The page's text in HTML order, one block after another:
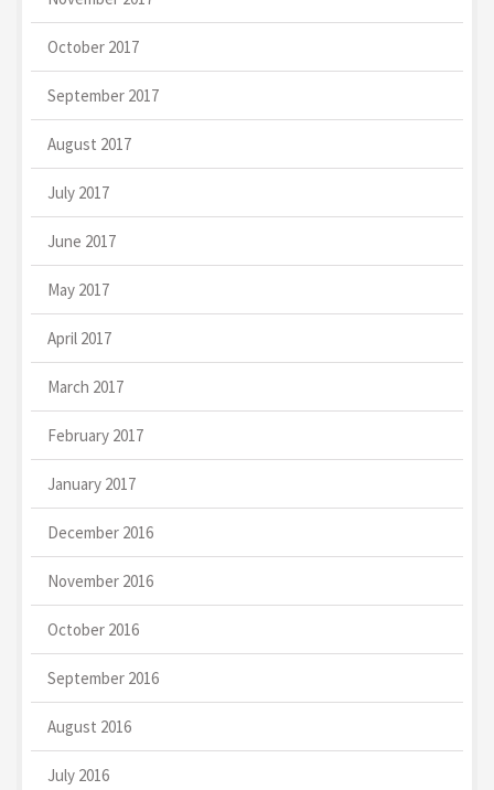
October 2017
September 2017
August 2017
July 2017
June 2017
May 2017
April 2017
March 2017
February 2017
January 2017
December 2016
November 2016
October 2016
September 2016
August 2016
July 2016